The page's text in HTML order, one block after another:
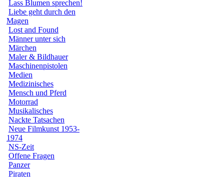
Lass Blumen sprechen!
Liebe geht durch den
Magen
Lost and Found
Männer unter sich
Märchen
Maler & Bildhauer
Maschinenpistolen
Medien
Medizinisches
Mensch und Pferd
Motorrad
Musikalisches
Nackte Tatsachen
Neue Filmkunst 1953-
1974
NS-Zeit
Offene Fragen
Panzer
Piraten